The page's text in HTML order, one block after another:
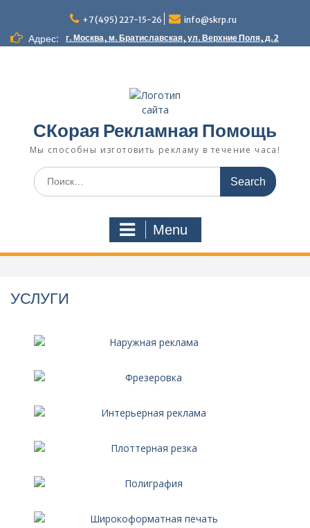
content
+7 (495) 227-15-26 info@skrp.ru
Адрес: г. Москва, м. Братиславская, ул. Верхние Поля, д.2
СКорая Рекламная Помощь
Мы способны изготовить рекламу в течение часа!
Search
for:
Menu
УСЛУГИ